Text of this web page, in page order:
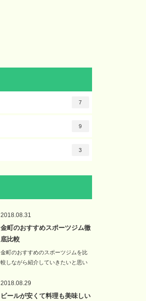
7
9
3
2018.08.31
金町のおすすめスポーツジム徹
底比較
金町のおすすめのスポーツジムを比
較しながら紹介していきたいと思い
2018.08.29
ビールが安くて料理も美味しい